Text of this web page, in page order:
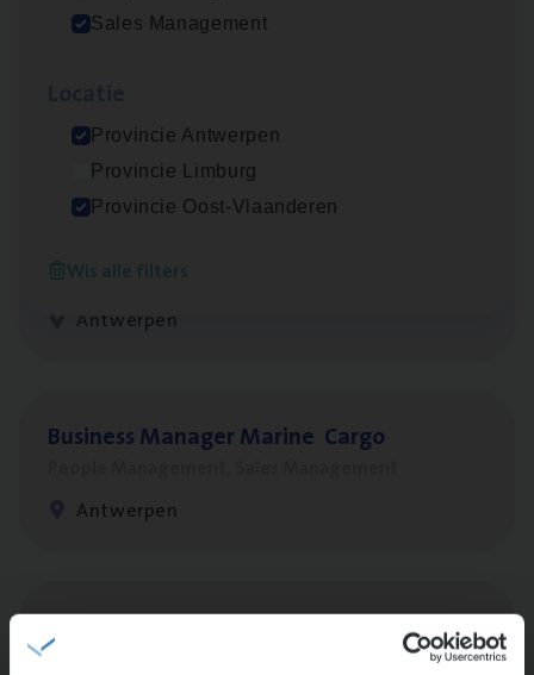
Sales Management
Provincie Antwerpen
Provincie Limburg
Provincie Oost-Vlaanderen
Wis alle filters
Cus­to­mer Care Expert
Antwerpen
Sales Management
Antwerpen
Busi­ness Mana­ger Mari­ne Cargo
Antwerpen
Insu­ran­ce Bro­ker Trans­port&Logistiek
Sales Management